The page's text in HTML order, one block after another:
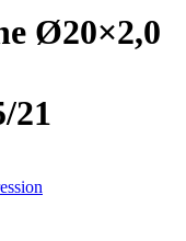
Ø20×2,0
21